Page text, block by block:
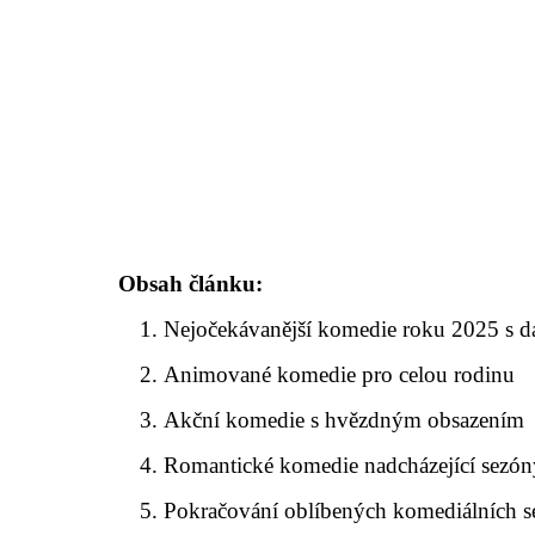
Obsah článku:
Nejočekávanější komedie roku 2025 s
Animované komedie pro celou rodinu
Akční komedie s hvězdným obsazením
Romantické komedie nadcházející
Pokračování oblíbených komediálních